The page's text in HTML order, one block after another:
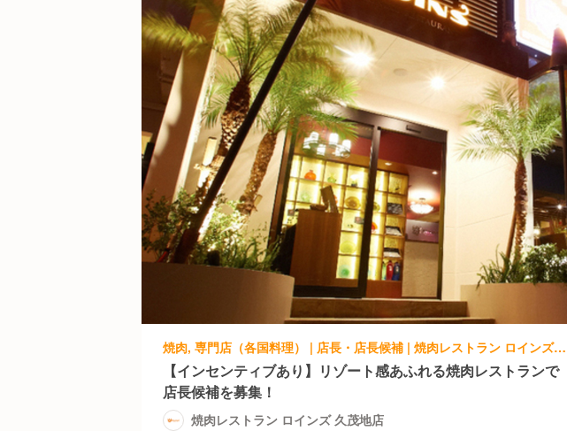
焼肉, 専門店（各国料理） | 店長・店長候補 | 焼肉レストラン ロインズ 久茂地店
【インセンティブあり】リゾート感あふれる焼肉レストランで
店長候補を募集！
焼肉レストラン ロインズ 久茂地店